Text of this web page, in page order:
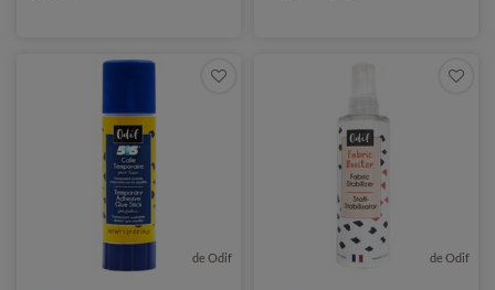
de Odif de Odif